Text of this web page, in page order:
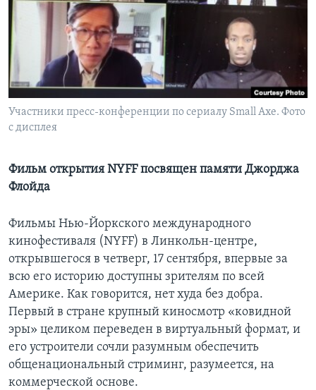
Learning English
СОЦИАЛЬНЫЕ СЕТИ
Языки
Участники пресс-конференции по сериалу Small Axe. Фото
с дисплея
Фильм открытия NYFF посвящен памяти Джорджа
Флойда
Фильмы Нью-Йоркского международного
кинофестиваля (NYFF) в Линкольн-центре,
открывшегося в четверг, 17 сентября, впервые за
всю его историю доступны зрителям по всей
Америке. Как говорится, нет худа без добра.
Первый в стране крупный киносмотр «ковидной
эры» целиком переведен в виртуальный формат, и
его устроители сочли разумным обеспечить
общенациональный стриминг, разумеется, на
коммерческой основе.